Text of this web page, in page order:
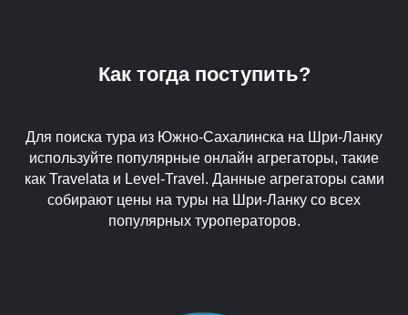
Как тогда поступить?
Для поиска тура из Южно-Сахалинска на Шри-Ланку
используйте популярные онлайн агрегаторы, такие
как Travelata и Level-Travel. Данные агрегаторы сами
собирают цены на туры на Шри-Ланку со всех
популярных туроператоров.